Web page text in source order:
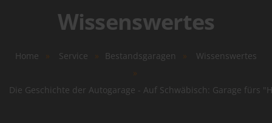
Wissenswertes
Home Service Bestandsgaragen Wissenswertes
Die Geschichte der Autogarage - Auf Schwäbisch: Garage fürs